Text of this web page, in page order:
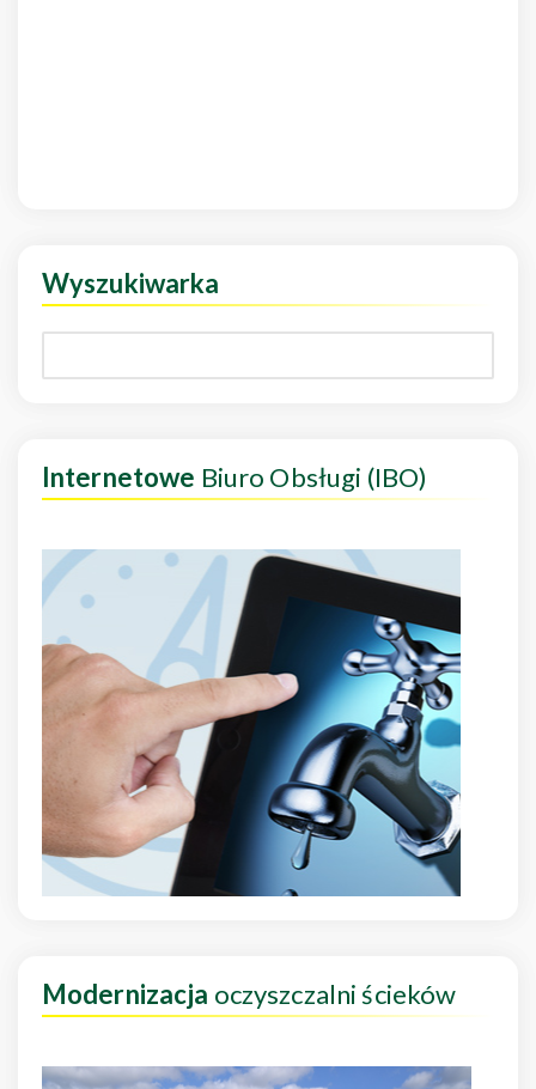
Wyszukiwarka
Internetowe Biuro Obsługi (IBO)
Modernizacja oczyszczalni ścieków